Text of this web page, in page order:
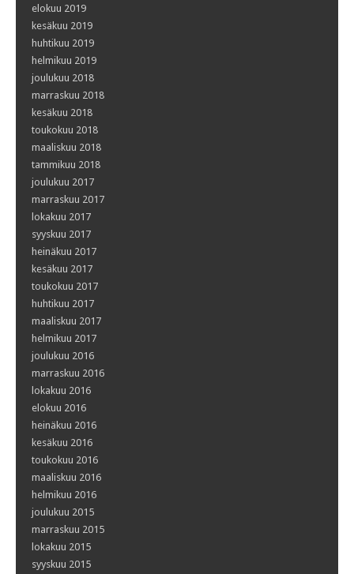
elokuu 2019
kesäkuu 2019
huhtikuu 2019
helmikuu 2019
joulukuu 2018
marraskuu 2018
kesäkuu 2018
toukokuu 2018
maaliskuu 2018
tammikuu 2018
joulukuu 2017
marraskuu 2017
lokakuu 2017
syyskuu 2017
heinäkuu 2017
kesäkuu 2017
toukokuu 2017
huhtikuu 2017
maaliskuu 2017
helmikuu 2017
joulukuu 2016
marraskuu 2016
lokakuu 2016
elokuu 2016
heinäkuu 2016
kesäkuu 2016
toukokuu 2016
maaliskuu 2016
helmikuu 2016
joulukuu 2015
marraskuu 2015
lokakuu 2015
syyskuu 2015